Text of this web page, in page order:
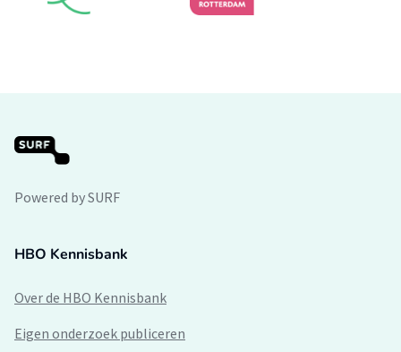
Powered by SURF
HBO Kennisbank
Over de HBO Kennisbank
Eigen onderzoek publiceren